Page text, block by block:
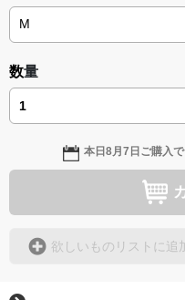
数量
本日8月7日 ご購入で
欲しいものリストに追